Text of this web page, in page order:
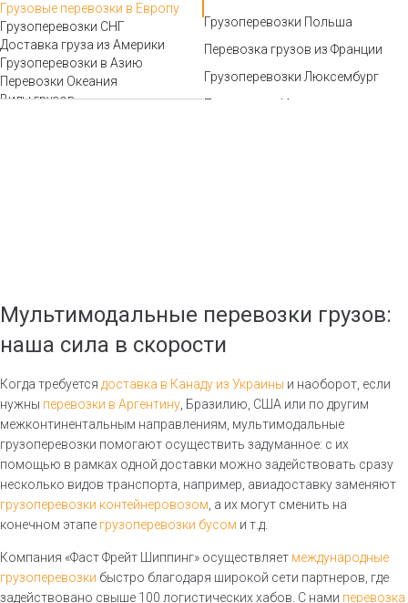
Грузовые перевозки в Европу
Грузоперевозки СНГ
Доставка груза из Америки
Грузоперевозки в Азию
Перевозки Океания
Виды грузов
Грузоперевозки Польша
Перевозка грузов из Франции
Грузоперевозки Люксембург
Перевозки в Ирландию
Грузоперевозки в Данию
Грузоперевозки в Эстонию
Международные
грузоперевозки Латвия
Грузоперевозки в Литву
Перевозки в Германию
Грузоперевозки Португалия
Грузоперевозки Румыния
Грузоперевозки Словакия
Грузоперевозки Словения
Грузоперевозки Венгрия
Перевозки украина италия
Бортовые грузоперевозки
Негабаритные перевозки
Грузоперевозки в австрию
Перевозка грузов 20 т
Грузы в китай
Доставка грузов рефрижератор
Доставка из турции в киев
Перевозка грузов из европы в украину
Мультимодальные перевозки грузов:
наша сила в скорости
Когда требуется доставка в Канаду из Украины и наоборот, если
нужны перевозки в Аргентину , Бразилию, США или по другим
межконтинентальным направлениям, мультимодальные
грузоперевозки помогают осуществить задуманное: с их
помощью в рамках одной доставки можно задействовать сразу
несколько видов транспорта, например, авиадоставку заменяют
грузоперевозки контейнеровозом , а их могут сменить на
конечном этапе грузоперевозки бусом и т.д.
Компания «Фаст Фрейт Шиппинг» осуществляет международные
грузоперевозки быстро благодаря широкой сети партнеров, где
задействовано свыше 100 логистических хабов. С нами перевозка